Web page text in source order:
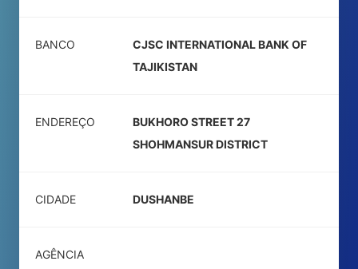
BANCO
CJSC INTERNATIONAL BANK OF
TAJIKISTAN
ENDEREÇO
BUKHORO STREET 27
SHOHMANSUR DISTRICT
CIDADE DUSHANBE
AGÊNCIA